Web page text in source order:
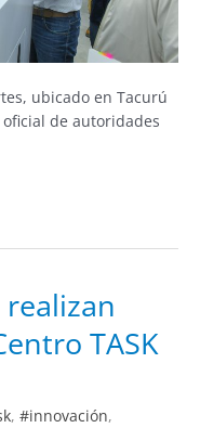
ubicado en Tacurú
de autoridades
TASK
, #innovación,